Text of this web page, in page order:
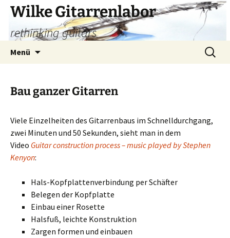
Zum
Inhalt
springen
Wilke Gitarrenlabor
rethinking guitars
Menü
Suchen
nach:
Bau ganzer Gitarren
Viele Einzelheiten des Gitarrenbaus im Schnelldurchgang,
zwei Minuten und 50 Sekunden, sieht man in dem
Video Guitar construction process – music played by Stephen
Kenyon:
Hals-Kopfplattenverbindung per Schäfter
Belegen der Kopfplatte
Einbau einer Rosette
Halsfuß, leichte Konstruktion
Zargen formen und einbauen